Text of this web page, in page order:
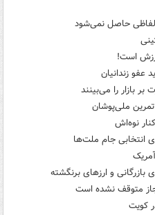
لفاظی حاصل نمی‌شود
است!
عفو زندانیان
بازار را می‌بینند
ملی‌پوشان
نوه‌اش
بازرگانی و ارزهای برنگشته
متوقف نشده است
کویت